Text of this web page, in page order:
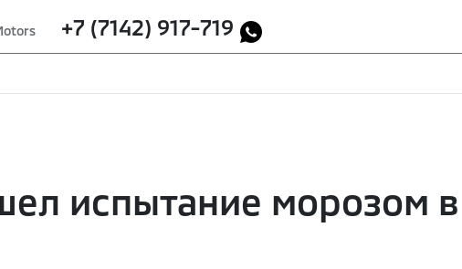
+7 (7142) 917-719
испытание морозом